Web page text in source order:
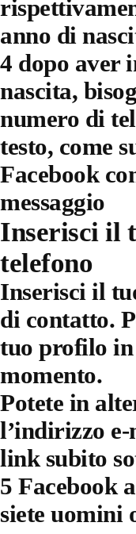
anno di
4 dopo aver
nascita,
numero di
testo, come
Facebook
messaggio
Inserisci il
telefono
Inserisci il
di contatto.
tuo profilo in
momento.
Potete in
l’indirizzo
link subito
5 Facebook
siete uomini